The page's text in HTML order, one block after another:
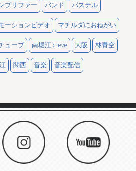
プリファー バンド パステル
ーションビデオ マチルダにおねがい
ューブ 南堀江kneve 大阪 林青空
関西 音楽 音楽配信